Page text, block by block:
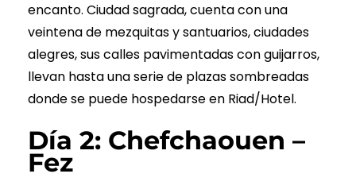
encanto. Ciudad sagrada, cuenta con una
veintena de mezquitas y santuarios, ciudades
alegres, sus calles pavimentadas con guijarros,
llevan hasta una serie de plazas sombreadas
donde se puede hospedarse en Riad/Hotel.
Día 2: Chefchaouen –
Fez